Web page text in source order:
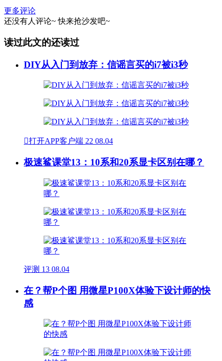
更多评论
还没有人评论~ 快来抢沙发吧~
读过此文的还读过
DIY从入门到放弃：信谣言买的i7被i3秒
打开APP客户端 22 08.04
极速鲨课堂13：10系和20系显卡区别在哪？
评测 13 08.04
在？帮P个图 用微星P100X体验下设计师的快
感